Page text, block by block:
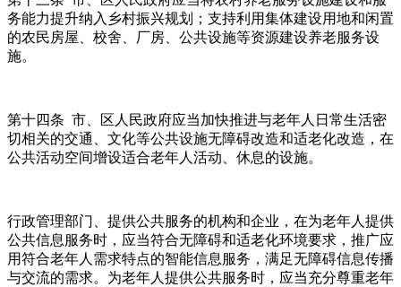
务能力提升纳入乡村振兴规划；支持利用集体建设用地和闲置
的农民房屋、校舍、厂房、公共设施等资源建设养老服务设
施。
第十四条 市、区人民政府应当加快推进与老年人日常生活密
切相关的交通、文化等公共设施无障碍改造和适老化改造，在
公共活动空间增设适合老年人活动、休息的设施。
行政管理部门、提供公共服务的机构和企业，在为老年人提供
公共信息服务时，应当符合无障碍和适老化环境要求，推广应
用符合老年人需求特点的智能信息服务，满足无障碍信息传播
与交流的需求。为老年人提供公共服务时，应当充分尊重老年